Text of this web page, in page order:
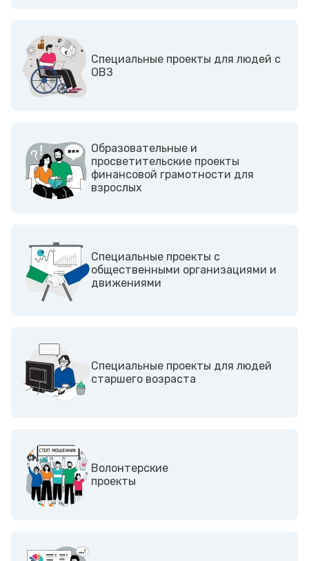
Cпециальные проекты для людей с
ОВЗ
Образовательные и
просветительские проекты
финансовой грамотности для
взрослых
Cпециальные проекты с
общественными организациями и
движениями
Специальные проекты для людей
старшего возраста
Волонтерские
проекты